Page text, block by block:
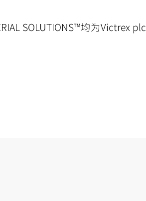
SOLUTIONS™均为Victrex plc